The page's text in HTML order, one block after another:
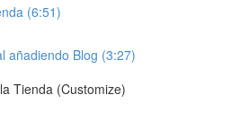
(6:51)
añadiendo Blog (3:27)
Tienda (Customize)